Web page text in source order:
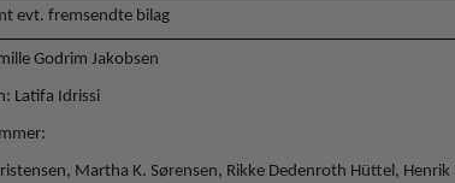
evt. fremsendte bilag
Godrim Jakobsen
Latifa Idrissi
Martha K. Sørensen, Rikke Dedenroth Hüttel, Henrik